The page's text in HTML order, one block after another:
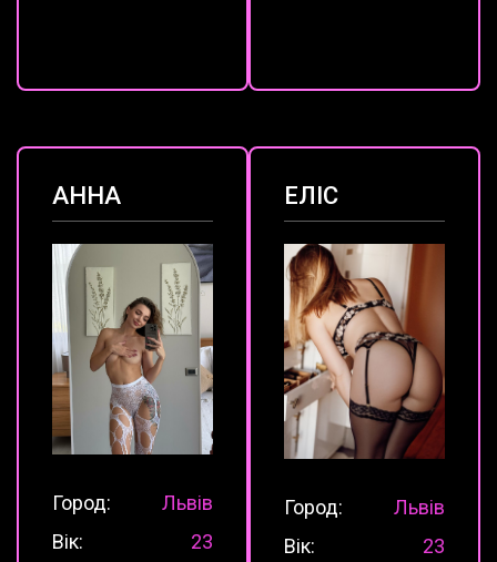
АННА
Город:
Львів
Вік:
23
ЕЛІС
Город:
Львів
Вік:
23